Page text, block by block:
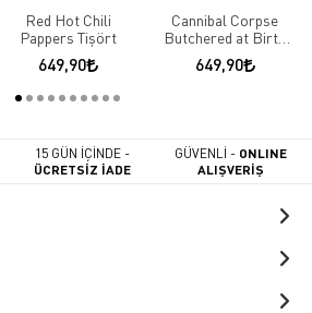
Red Hot Chili
Pappers Tişört
649,90
Cannibal Corpse
Butchered at Birth
Tişört
649,90
15 GÜN İÇİNDE -
ÜCRETSİZ İADE
GÜVENLİ - ONLINE
ALIŞVERİŞ